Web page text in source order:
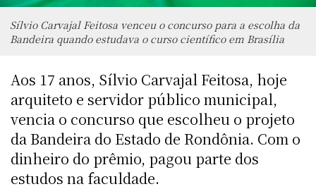
Sílvio Carvajal Feitosa venceu o concurso para a escolha da
Bandeira quando estudava o curso científico em Brasília
Aos 17 anos, Sílvio Carvajal Feitosa, hoje
arquiteto e servidor público municipal,
vencia o concurso que escolheu o projeto
da Bandeira do Estado de Rondônia. Com o
dinheiro do prêmio, pagou parte dos
estudos na faculdade.